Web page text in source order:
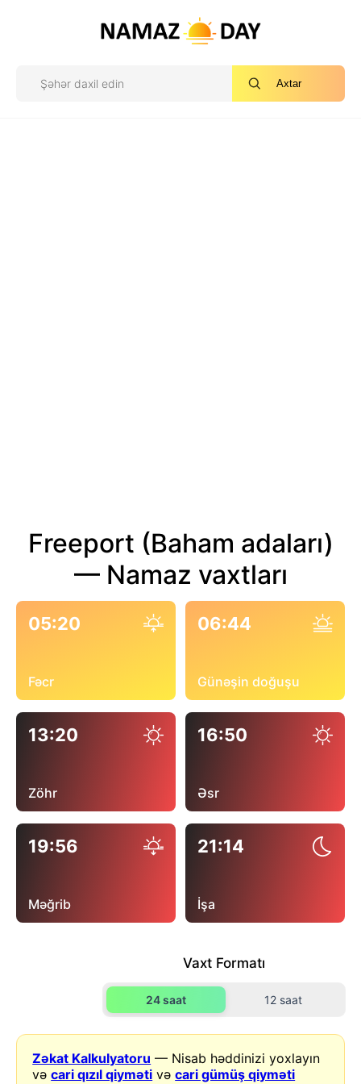
Axtar
Freeport (Baham adaları)
— Namaz vaxtları
05:20
Fəcr
06:44
Günəşin doğuşu
13:20
Zöhr
16:50
Əsr
19:56
Məğrib
21:14
İşa
Vaxt Formatı
24 saat 12 saat
Zəkat Kalkulyatoru — Nisab həddinizi yoxlayın
vəcari qızıl qiyməti vəcari gümüş qiyməti